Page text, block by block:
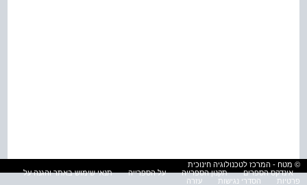
© מטח - המרכז לטכנולוגיה חינוכית
אינדקס הספרים
תקנון הספרייה על הספרייה
תנאי שימוש באתר והגנה על
פרטיות
הסדרי נגישות עזרה